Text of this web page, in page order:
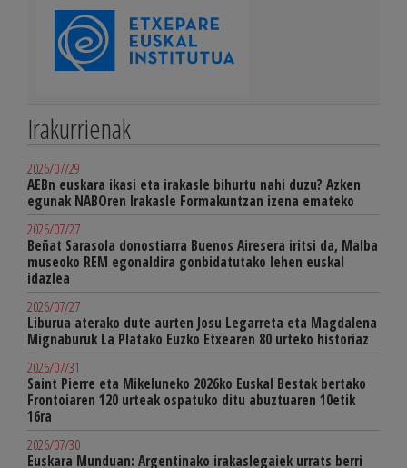
Irakurrienak
2026/07/29
AEBn euskara ikasi eta irakasle bihurtu nahi duzu? Azken
egunak NABOren Irakasle Formakuntzan izena emateko
2026/07/27
Beñat Sarasola donostiarra Buenos Airesera iritsi da, Malba
museoko REM egonaldira gonbidatutako lehen euskal
idazlea
2026/07/27
Liburua aterako dute aurten Josu Legarreta eta Magdalena
Mignaburuk La Platako Euzko Etxearen 80 urteko historiaz
2026/07/31
Saint Pierre eta Mikeluneko 2026ko Euskal Bestak bertako
Frontoiaren 120 urteak ospatuko ditu abuztuaren 10etik
16ra
2026/07/30
Euskara Munduan: Argentinako irakaslegaiek urrats berri